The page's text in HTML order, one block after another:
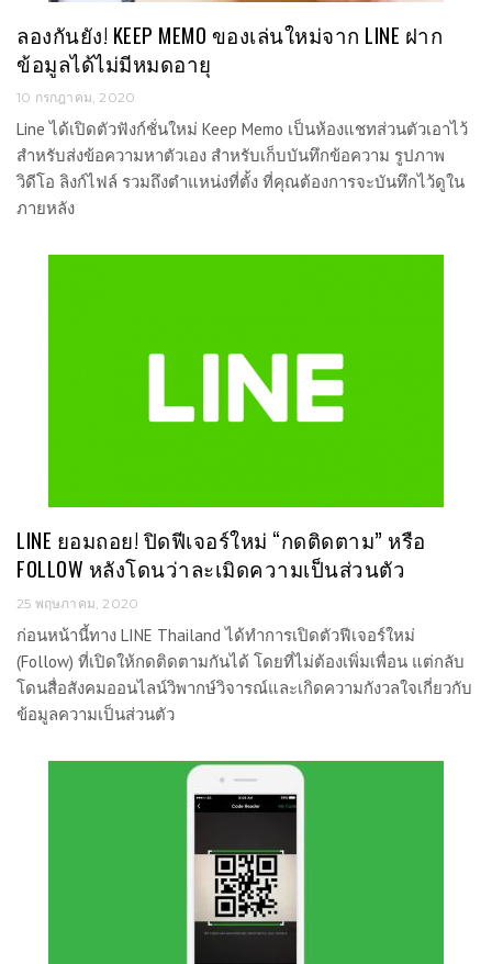
ลองกันยัง! KEEP MEMO ของเล่นใหม่จาก LINE ฝาก
ข้อมูลได้ไม่มีหมดอายุ
10 กรกฎาคม, 2020
Line ได้เปิดตัวฟังก์ชั่นใหม่ Keep Memo เป็นห้องแชทส่วนตัวเอาไว้
สำหรับส่งข้อความหาตัวเอง สำหรับเก็บบันทึกข้อความ รูปภาพ
วิดีโอ ลิงก์ไฟล์ รวมถึงตำแหน่งที่ตั้ง ที่คุณต้องการจะบันทึกไว้ดูใน
ภายหลัง
LINE ยอมถอย! ปิดฟีเจอร์ใหม่ “กดติดตาม” หรือ
FOLLOW หลังโดนว่าละเมิดความเป็นส่วนตัว
25 พฤษภาคม, 2020
ก่อนหน้านี้ทาง LINE Thailand ได้ทำการเปิดตัวฟีเจอร์ใหม่
(Follow) ที่เปิดให้กดติดตามกันได้ โดยที่ไม่ต้องเพิ่มเพื่อน แต่กลับ
โดนสื่อสังคมออนไลน์วิพากษ์วิจารณ์และเกิดความกังวลใจเกี่ยวกับ
ข้อมูลความเป็นส่วนตัว